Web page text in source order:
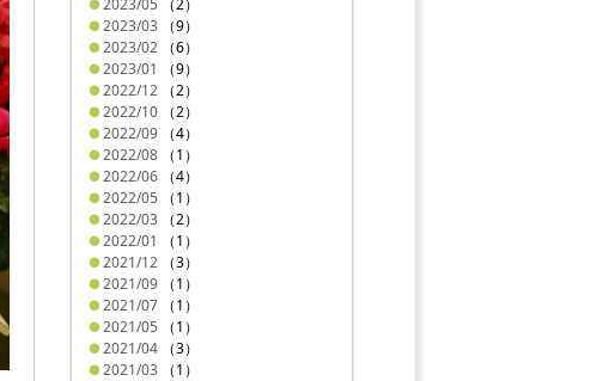
2023/05 （2）
2023/03 （9）
2023/02 （6）
2023/01
（9）
2022/12 （2）
2022/10 （2）
2022/09 （4）
2022/08 （1）
2022/06 （4）
2022/05 （1）
2022/03 （2）
2022/01
（1）
2021/12 （3）
2021/09 （1）
2021/07 （1）
2021/05 （1）
2021/04 （3）
2021/03 （1）